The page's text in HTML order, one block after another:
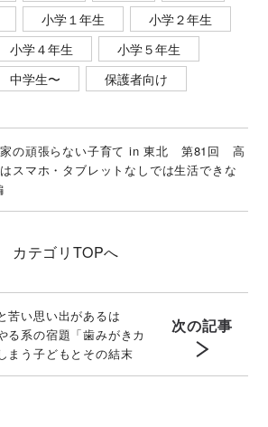
小学１年生
小学２年生
小学４年生
小学５年生
中学生〜 保護者向け
の頑張らない子育て in 東北 第81回 高
スマホ・タブレットなしでは生活できな
カテゴリ TOPへ
苦い思い出があるは
系の宿題「歯みがきカ
まう子どもとその結末
次の記事